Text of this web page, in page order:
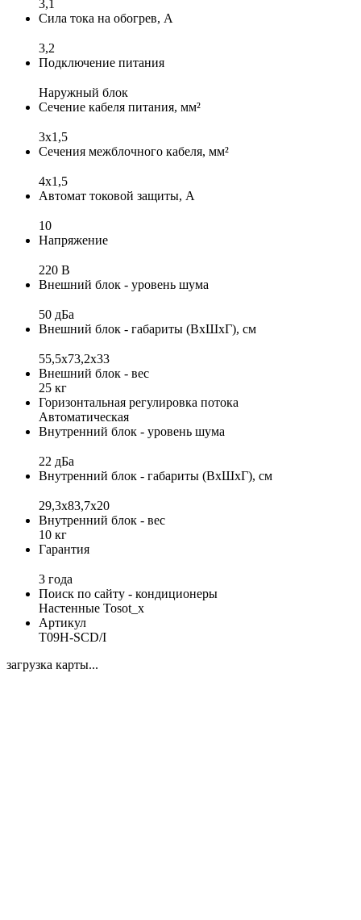
3,1
Сила тока на обогрев, А
3,2
Подключение питания
Наружный блок
Сечение кабеля питания, мм²
3x1,5
Сечения межблочного кабеля, мм²
4х1,5
Автомат токовой защиты, А
10
Напряжение
220 В
Внешний блок - уровень шума
50 дБа
Внешний блок - габариты (ВхШхГ), см
55,5x73,2x33
Внешний блок - вес
25 кг
Горизонтальная регулировка потока
Автоматическая
Внутренний блок - уровень шума
22 дБа
Внутренний блок - габариты (ВхШхГ), см
29,3х83,7х20
Внутренний блок - вес
10 кг
Гарантия
3 года
Поиск по сайту - кондиционеры
Настенные Tosot_x
Артикул
T09H-SCD/I
загрузка карты...